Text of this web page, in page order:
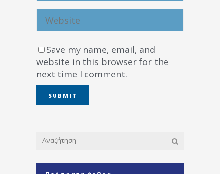
Save my name, email, and
website in this browser for the
next time I comment.